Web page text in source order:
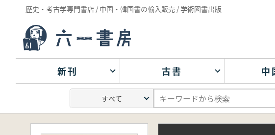
歴史・考古学専門書店 / 中国・韓国書の輸入販売 / 学術図書出版
新刊 古書 中